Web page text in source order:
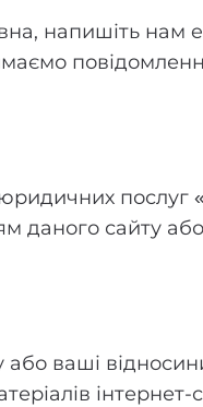
напишіть нам
послуг
даного сайту або
або ваші
інтернет-